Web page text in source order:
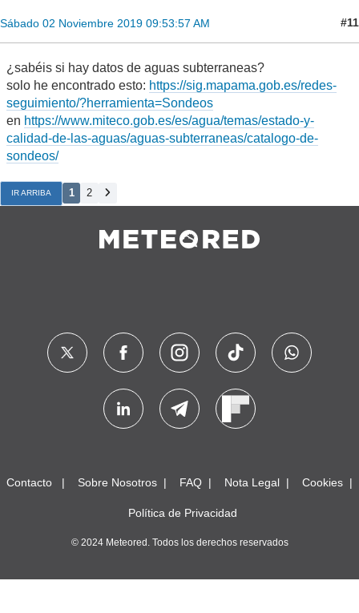
Sábado 02 Noviembre 2019 09:53:57 AM #11
¿sabéis si hay datos de aguas subterraneas?
solo he encontrado esto: https://sig.mapama.gob.es/redes-
seguimiento/?herramienta=Sondeos
en https://www.miteco.gob.es/es/agua/temas/estado-y-
calidad-de-las-aguas/aguas-subterraneas/catalogo-de-
sondeos/
IR ARRIBA 1 2
Contacto Sobre Nosotros FAQ Nota Legal Cookies
Política de Privacidad
© 2024 Meteored. Todos los derechos reservados